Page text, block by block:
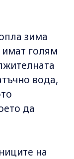
зима
голям
вода,
да
на